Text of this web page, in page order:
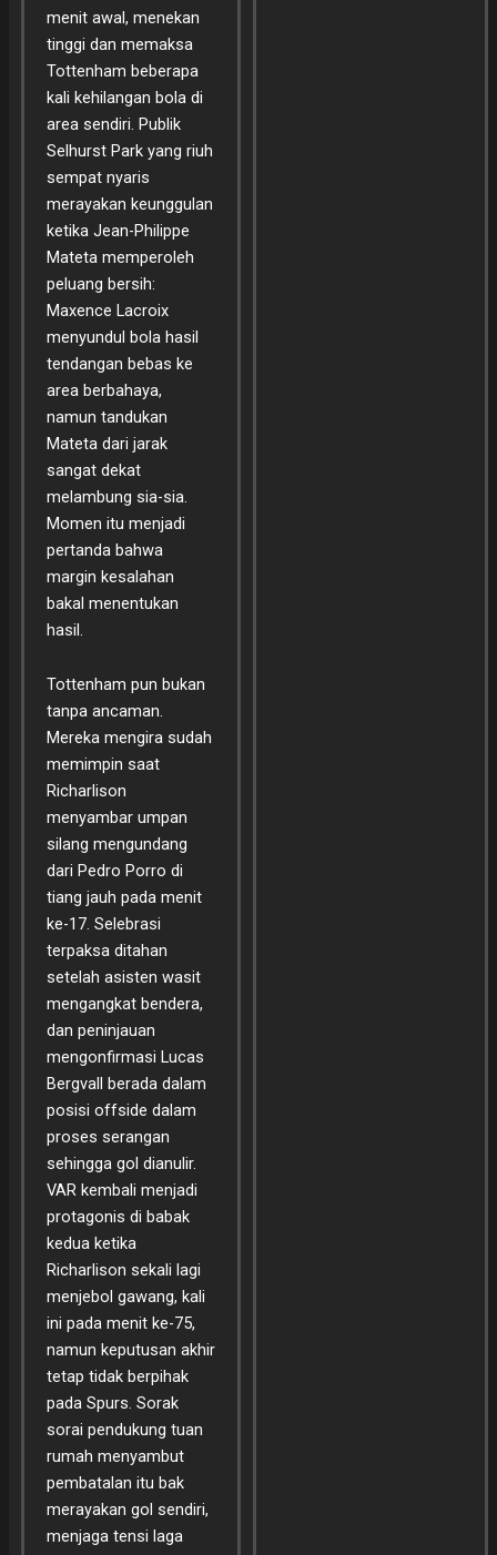
menit awal, menekan
tinggi dan memaksa
Tottenham beberapa
kali kehilangan bola di
area sendiri. Publik
Selhurst Park yang riuh
sempat nyaris
merayakan keunggulan
ketika Jean-Philippe
Mateta memperoleh
peluang bersih:
Maxence Lacroix
menyundul bola hasil
tendangan bebas ke
area berbahaya,
namun tandukan
Mateta dari jarak
sangat dekat
melambung sia-sia.
Momen itu menjadi
pertanda bahwa
margin kesalahan
bakal menentukan
hasil.
Tottenham pun bukan
tanpa ancaman.
Mereka mengira sudah
memimpin saat
Richarlison
menyambar umpan
silang mengundang
dari Pedro Porro di
tiang jauh pada menit
ke-17. Selebrasi
terpaksa ditahan
setelah asisten wasit
mengangkat bendera,
dan peninjauan
mengonfirmasi Lucas
Bergvall berada dalam
posisi offside dalam
proses serangan
sehingga gol dianulir.
VAR kembali menjadi
protagonis di babak
kedua ketika
Richarlison sekali lagi
menjebol gawang, kali
ini pada menit ke-75,
namun keputusan akhir
tetap tidak berpihak
pada Spurs. Sorak
sorai pendukung tuan
rumah menyambut
pembatalan itu bak
merayakan gol sendiri,
menjaga tensi laga